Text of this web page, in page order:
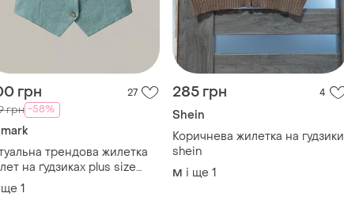
грн 27
грн -58%
трендова жилетка
на ґудзиках plus size
uk 12-14 40-42 l-xl 🔥🔥
ще 1
285 грн 4
Shein
Коричнева жилетка на гудзики
shein
M і ще 1